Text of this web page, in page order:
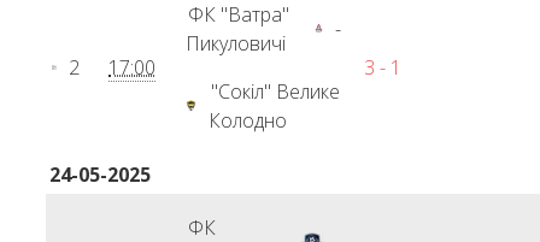
2 17:00
ФК "Ватра"
Пикуловичі
-
"Сокіл" Велике
Колодно
3 - 1
24-05-2025
ФК